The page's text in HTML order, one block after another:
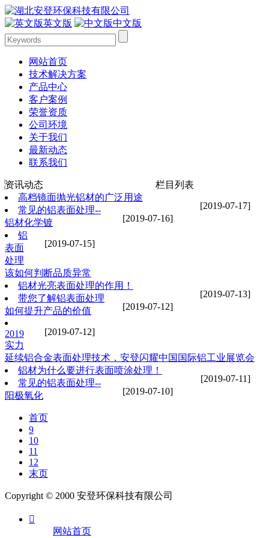
英文版 中文版
网站首页
技术解决方案
产品中心
客户案例
荣誉资质
公司环境
关于我们
最新动态
联系我们
资讯动态 栏目列表
[2019-07-17]
高档镜面抛光铝材的广泛用途
[2019-07-16]
常见的铝表面处理--
铝材化学镀
[2019-07-15]
铝
表面
处理
该如何判断品质异常
[2019-07-13]
铝材光亮表面处理的作用！
[2019-07-12]
带您了解铝表面处理
如何提升产品的价值
[2019-07-12]
2019
实力
延续铝合金表面处理技术，安登闪耀中国国际铝工业展览会
[2019-07-11]
铝材为什么要进行表面喷涂处理！
[2019-07-10]
常见的铝表面处理--
阳极氧化
首页
9
10
11
12
末页
Copyright © 2000 安登环保科技有限公司

网站首页